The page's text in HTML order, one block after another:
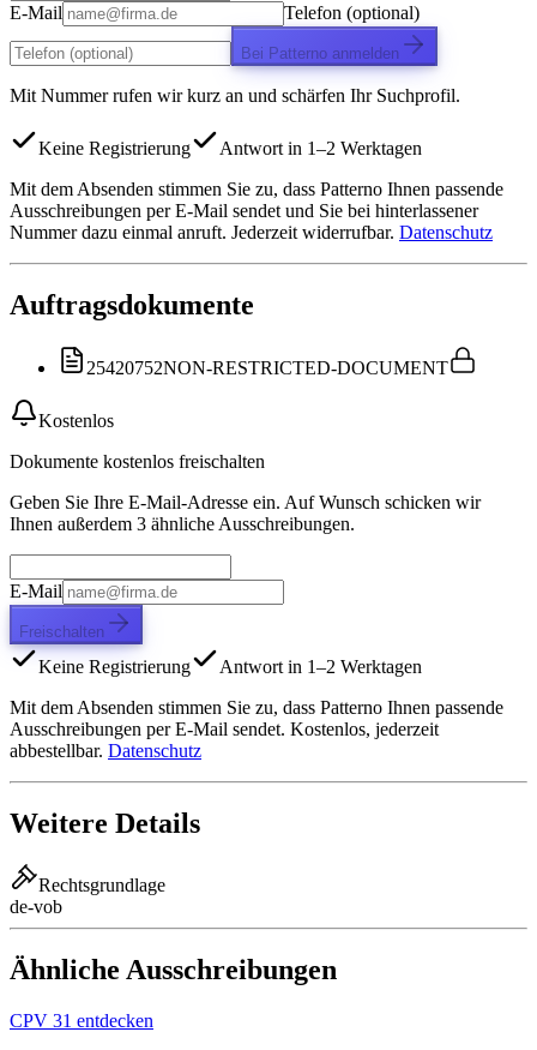
E-Mail Telefon (optional)
Bei Patterno anmelden
Mit Nummer rufen wir kurz an und schärfen Ihr Suchprofil.
Keine Registrierung
Antwort in 1–2 Werktagen
Mit dem Absenden stimmen Sie zu, dass Patterno Ihnen passende
Ausschreibungen per E-Mail sendet und Sie bei hinterlassener
Nummer dazu einmal anruft. Jederzeit widerrufbar. Datenschutz
Auftragsdokumente
25420752NON-RESTRICTED-DOCUMENT
Kostenlos
Dokumente kostenlos freischalten
Geben Sie Ihre E-Mail-Adresse ein. Auf Wunsch schicken wir
Ihnen außerdem 3 ähnliche Ausschreibungen.
E-Mail
Freischalten
Keine Registrierung
Antwort in 1–2 Werktagen
Mit dem Absenden stimmen Sie zu, dass Patterno Ihnen passende
Ausschreibungen per E-Mail sendet. Kostenlos, jederzeit
abbestellbar. Datenschutz
Weitere Details
Rechtsgrundlage
de-vob
Ähnliche Ausschreibungen
CPV 31 entdecken